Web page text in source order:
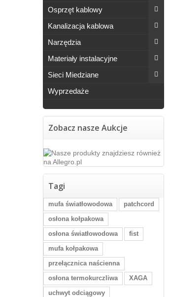
Osprzęt kablowy
Kanalizacja kablowa
Narzędzia
Materiały instalacyjne
Sieci Miedziane
Wyprzedaże
Zobacz nasze Aukcje
Tagi
mufa światłowodowa
patchcord
osłona kołpakowa
osłona światłowodowa
fist
mufa kołpakowa
przełącznica naścienna
osłona termokurczliwa
XAGA
uchwyt odciągowy